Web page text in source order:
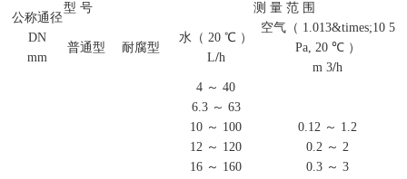
公称通径
DN
mm
型 号 测 量 范 围
普通型 耐腐型
水（ 20 ℃ ）
L/h
空气（ 1.013&times;10 5
Pa, 20 ℃ ）
m 3/h
4 ～ 40
6.3 ～ 63
10 ～ 100
12 ～ 120
16 ～ 160
0.12 ～ 1.2
0.2 ～ 2
0.3 ～ 3